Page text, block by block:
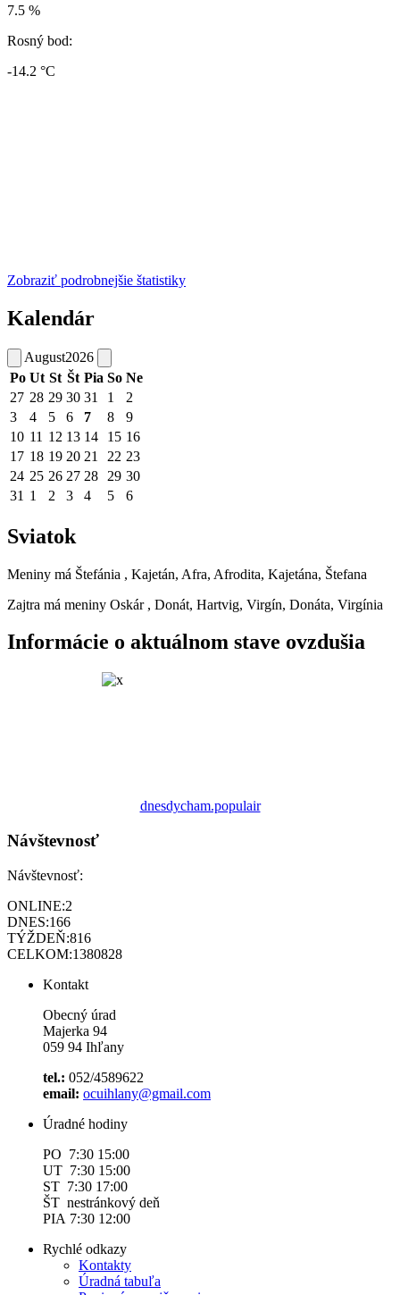
7.5 %
Rosný bod:
-14.2 °C
Zobraziť podrobnejšie štatistiky
Kalendár
August2026
Po Ut St Št Pia So Ne
27 28 29 30 31 1
2
3
4 5 6 7 8
9
10 11 12 13 14 15 16
17 18 19 20 21 22 23
24 25 26 27 28 29 30
31 1 2 3 4 5 6
Sviatok
Meniny má Štefánia , Kajetán, Afra, Afrodita, Kajetána, Štefana
Zajtra má meniny Oskár , Donát, Hartvig, Virgín, Donáta, Virgínia
Informácie o aktuálnom stave ovzdušia
dnesdycham.populair
Návštevnosť
Návštevnosť:
ONLINE:2
DNES:166
TÝŽDEŇ:816
CELKOM:1380828
Kontakt
Obecný úrad
Majerka 94
059 94 Ihľany
tel.: 052/4589622
email: ocuihlany@gmail.com
Úradné hodiny
PO 7:30 15:00
UT 7:30 15:00
ST 7:30 17:00
ŠT nestránkový deň
PIA 7:30 12:00
Rychlé odkazy
Kontakty
Úradná tabuľa